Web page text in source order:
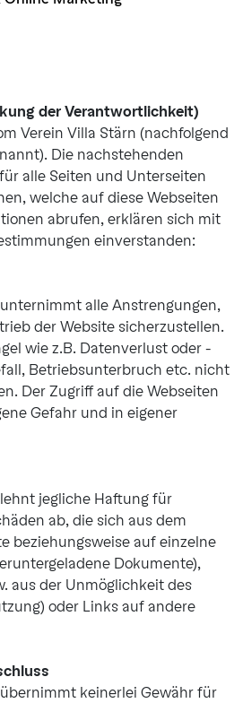
der Verantwortlichkeit)
Verein Villa Stärn (nachfolgend
Die nachstehenden
alle Seiten und Unterseiten
welche auf diese Webseiten
abrufen, erklären sich mit
einverstanden:
alle Anstrengungen,
der Website sicherzustellen.
wie z.B. Datenverlust oder -
Betriebsunterbruch etc. nicht
Der Zugriff auf die Webseiten
Gefahr und in eigener
jegliche Haftung für
ab, die sich aus dem
beziehungsweise auf einzelne
Dokumente),
aus der Unmöglichkeit des
oder Links auf andere
keinerlei Gewähr für